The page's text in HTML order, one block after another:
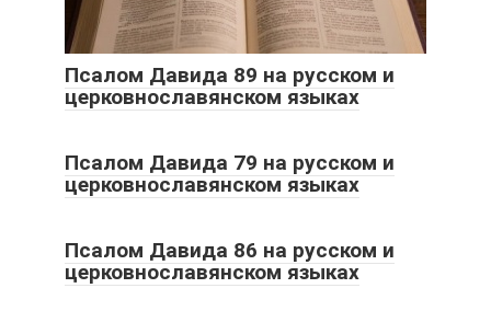
Псалом Давида 89 на русском и
церковнославянском языках
Псалом Давида 79 на русском и
церковнославянском языках
Псалом Давида 86 на русском и
церковнославянском языках